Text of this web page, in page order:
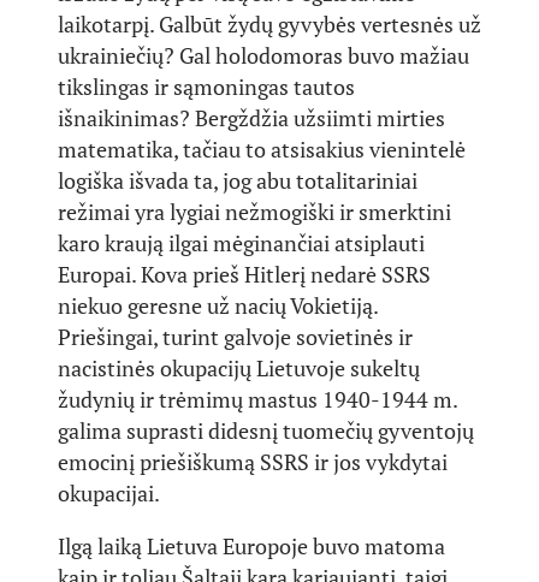
laikotarpį. Galbūt žydų gyvybės vertesnės už
ukrainiečių? Gal holodomoras buvo mažiau
tikslingas ir sąmoningas tautos
išnaikinimas? Bergždžia užsiimti mirties
matematika, tačiau to atsisakius vienintelė
logiška išvada ta, jog abu totalitariniai
režimai yra lygiai nežmogiški ir smerktini
karo kraują ilgai mėginančiai atsiplauti
Europai. Kova prieš Hitlerį nedarė SSRS
niekuo geresne už nacių Vokietiją.
Priešingai, turint galvoje sovietinės ir
nacistinės okupacijų Lietuvoje sukeltų
žudynių ir trėmimų mastus 1940-1944 m.
galima suprasti didesnį tuomečių gyventojų
emocinį priešiškumą SSRS ir jos vykdytai
okupacijai.
Ilgą laiką Lietuva Europoje buvo matoma